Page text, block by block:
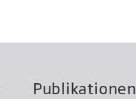
Publikationen